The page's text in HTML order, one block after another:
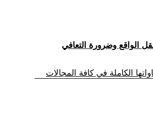
الكاملة في كافة المجالات